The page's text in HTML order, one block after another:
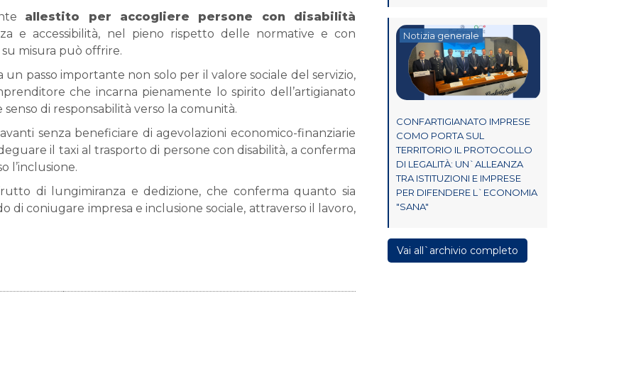
allestito per accogliere persone con disabilità
e accessibilità, nel pieno rispetto delle normative e con
misura può offrire.
un passo importante non solo per il valore sociale del servizio,
che incarna pienamente lo spirito dell’artigianato
di responsabilità verso la comunità.
senza beneficiare di agevolazioni economico-finanziarie
il taxi al trasporto di persone con disabilità, a conferma
l’inclusione.
di lungimiranza e dedizione, che conferma quanto sia
di coniugare impresa e inclusione sociale, attraverso il lavoro,
Notizia generale
CONFARTIGIANATO IMPRESE
COMO PORTA SUL
TERRITORIO IL PROTOCOLLO
DI LEGALITÀ: UN`ALLEANZA
TRA ISTITUZIONI E IMPRESE
PER DIFENDERE L`ECONOMIA
"SANA"
Vai all`archivio completo